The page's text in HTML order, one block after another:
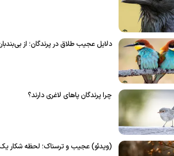
دلایل عجیب طلاق در پرندگان؛ از
چرا پرندگان پاهای لاغری دارند؟
(ویدئو) عجیب و ترسناک؛ لحظه شکار